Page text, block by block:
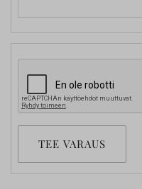
TEE VARAUS